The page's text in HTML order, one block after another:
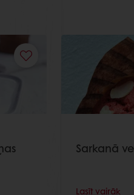
Sarkanā
Lasīt vairāk